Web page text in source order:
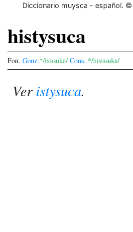
Diccionario muysca - español. ©
histysuca
Fon. Gonz.*/istɨsuka/ Cons. */histɨsuka/
Veristysuca.